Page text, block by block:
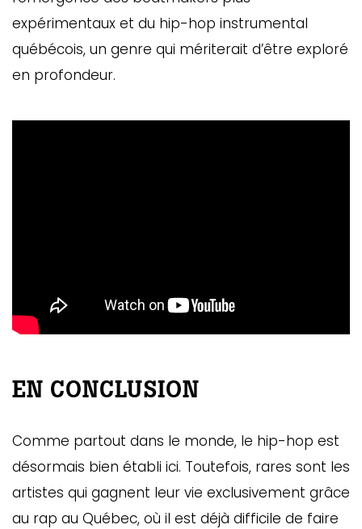
expérimentaux et du hip-hop instrumental
québécois, un genre qui mériterait d’être exploré
en profondeur.
EN CONCLUSION
Comme partout dans le monde, le hip-hop est
désormais bien établi ici. Toutefois, rares sont les
artistes qui gagnent leur vie exclusivement grâce
au rap au Québec, où il est déjà difficile de faire